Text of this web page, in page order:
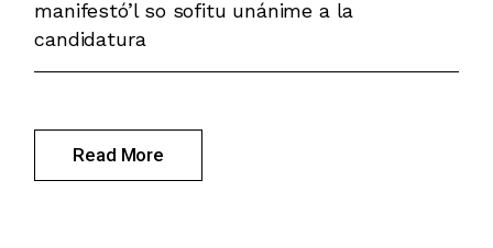
manifestó’l so sofitu unánime a la
candidatura
Read More